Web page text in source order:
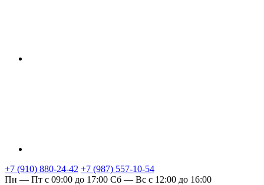
+7 (910) 880-24-42 +7 (987) 557-10-54
Пн — Пт с 09:00 до 17:00 Сб — Вс с 12:00 до 16:00